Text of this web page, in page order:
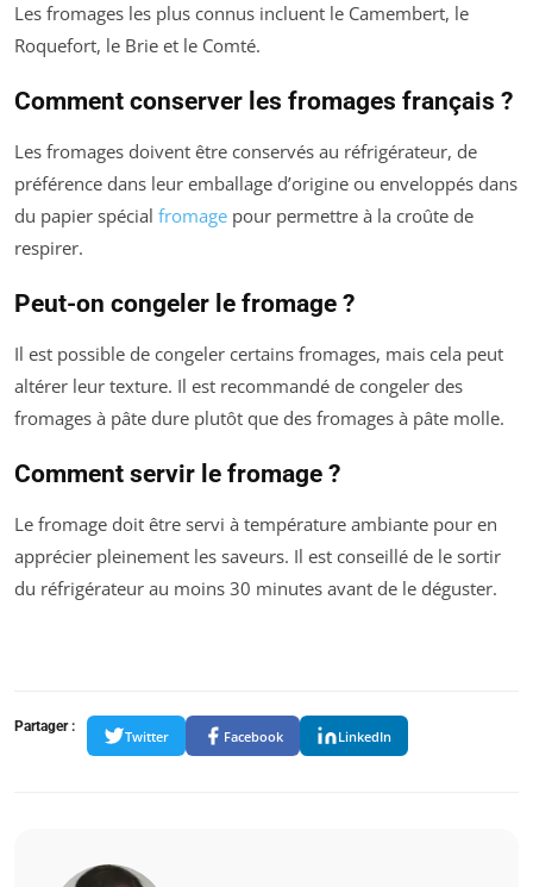
Les fromages les plus connus incluent le Camembert, le
Roquefort, le Brie et le Comté.
Comment conserver les fromages français ?
Les fromages doivent être conservés au réfrigérateur, de
préférence dans leur emballage d’origine ou enveloppés dans
du papier spécial fromage pour permettre à la croûte de
respirer.
Peut-on congeler le fromage ?
Il est possible de congeler certains fromages, mais cela peut
altérer leur texture. Il est recommandé de congeler des
fromages à pâte dure plutôt que des fromages à pâte molle.
Comment servir le fromage ?
Le fromage doit être servi à température ambiante pour en
apprécier pleinement les saveurs. Il est conseillé de le sortir
du réfrigérateur au moins 30 minutes avant de le déguster.
Partager :
Twitter Facebook LinkedIn